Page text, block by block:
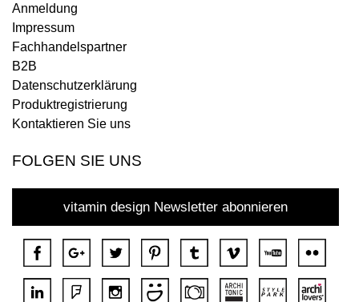
Anmeldung
Impressum
Fachhandelspartner
B2B
Datenschutzerklärung
Produktregistrierung
Kontaktieren Sie uns
FOLGEN SIE UNS
vitamin design Newsletter abonnieren